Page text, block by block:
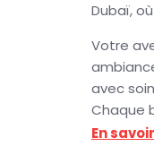
Dubaï,
Votre
avec
Chaque
Au fur et
En